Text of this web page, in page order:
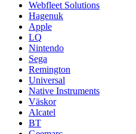
Webfleet Solutions
Hagenuk
Apple
LQ
Nintendo
Sega
Remington
Universal
Native Instruments
Väskor
Alcatel
BT